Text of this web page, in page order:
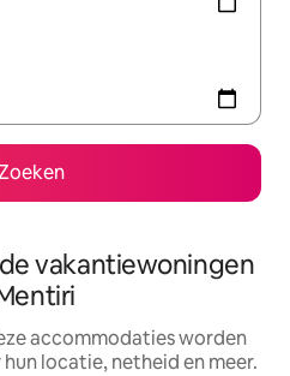
vakantiewoningen
accommodaties worden
locatie, netheid en meer.